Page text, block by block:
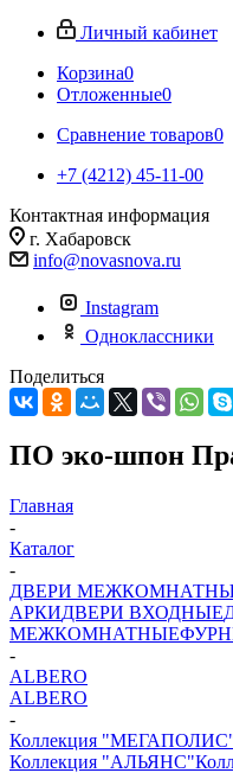
Личный кабинет
Корзина0
Отложенные0
Сравнение товаров0
+7 (4212) 45-11-00
Контактная информация
г. Хабаровск
info@novasnova.ru
Instagram
Одноклассники
Поделиться
ПО эко-шпон
Главная
-
Каталог
-
ДВЕРИ
АРКИДВЕРИ ВХОДНЫЕ
МЕЖКОМНАТНЫЕ
-
ALBERO
ALBERO
-
Коллекция
Коллекция "АЛЬЯНС"